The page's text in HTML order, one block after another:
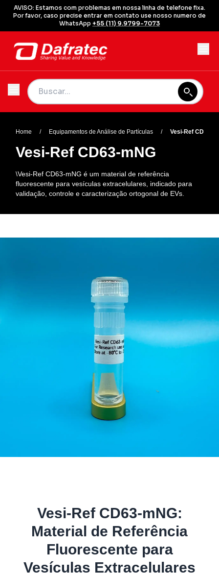
AVISO: Estamos com problemas em nossa linha de telefone fixa.
Por favor, caso precise entrar em contato use nosso numero de
WhatsApp +55 (11) 9.9799-7073
Home / Equipamentos de Análise de Partículas / Vesi-Ref CD63-
Vesi-Ref CD63-mNG
\Vesi-Ref CD63-mNG é um material de referência
fluorescente para vesículas extracelulares, indicado para
validação, controle e caracterização ortogonal de EVs.
Vesi-Ref CD63-mNG:
Material de Referência
Fluorescente para
Vesículas Extracelulares